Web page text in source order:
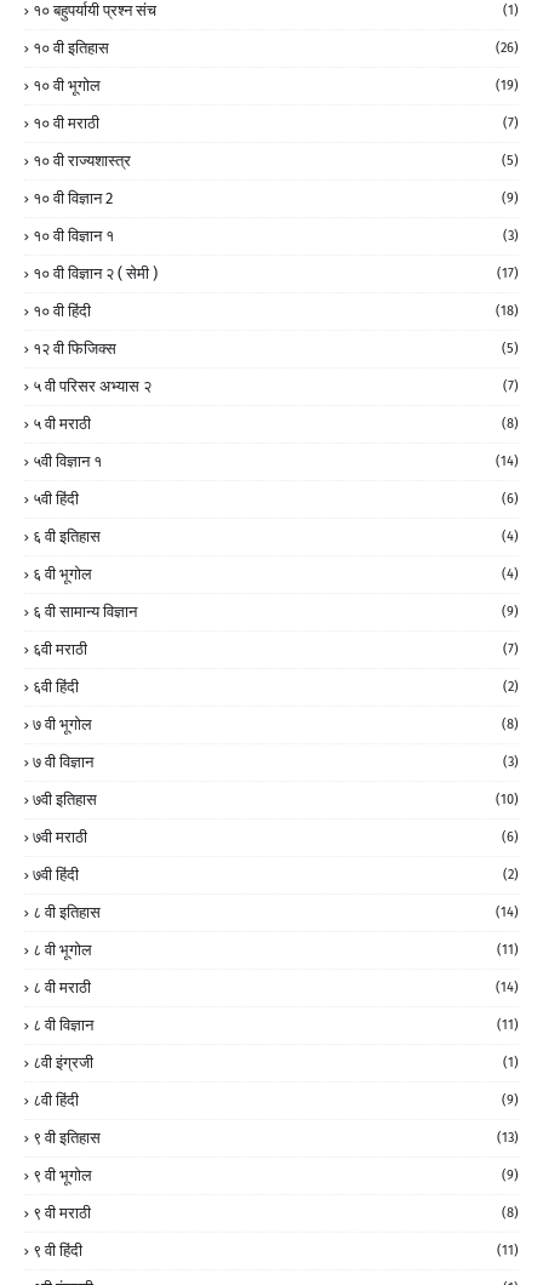
१० बहुपर्यायी प्रश्न संच (1)
१० वी इतिहास (26)
१० वी भूगोल (19)
१० वी मराठी (7)
१० वी राज्यशास्त्र (5)
१० वी विज्ञान 2 (9)
१० वी विज्ञान १ (3)
१० वी विज्ञान २ ( सेमी ) (17)
१० वी हिंदी (18)
१२ वी फिजिक्स (5)
५ वी परिसर अभ्यास २ (7)
५ वी मराठी (8)
५वी विज्ञान १ (14)
५वी हिंदी (6)
६ वी इतिहास (4)
६ वी भूगोल (4)
६ वी सामान्य विज्ञान (9)
६वी मराठी (7)
६वी हिंदी (2)
७ वी भूगोल (8)
७ वी विज्ञान (3)
७वी इतिहास (10)
७वी मराठी (6)
७वी हिंदी (2)
८ वी इतिहास (14)
८ वी भूगोल (11)
८ वी मराठी (14)
८ वी विज्ञान (11)
८वी इंग्रजी (1)
८वी हिंदी (9)
९ वी इतिहास (13)
९ वी भूगोल (9)
९ वी मराठी (8)
९ वी हिंदी (11)